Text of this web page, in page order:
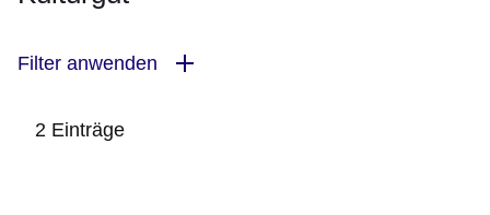
Filter anwenden
2 Einträge